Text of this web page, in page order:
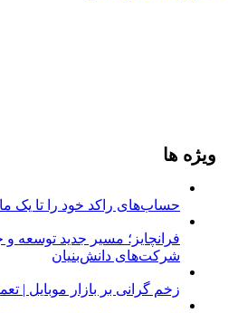
ویژه ها
حساب‌های راکد خود را تا یک ماه
فرانچایز؛ مسیر جدید توسعه
شرکت‌های دانش‌بنیان
زخم گرانی بر بازار موبایل |